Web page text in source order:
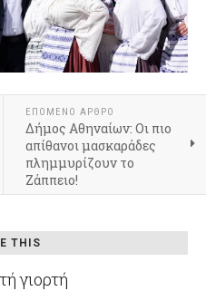
ΕΠΌΜΕΝΟ ΆΡΘΡΟ
Δήμος Αθηναίων: Οι πιο
απίθανοι μασκαράδες
πλημμυρίζουν το
Ζάππειο!
THIS
γιορτή